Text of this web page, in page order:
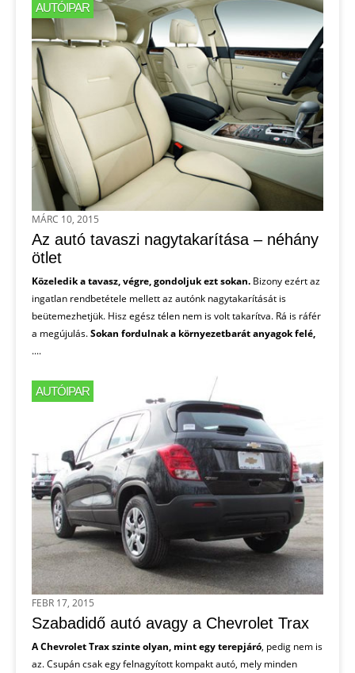
AUTÓIPAR
MÁRC 10, 2015
Az autó tavaszi nagytakarítása – néhány
ötlet
Közeledik a tavasz, végre, gondoljuk ezt sokan. Bizony ezért az
ingatlan rendbetétele mellett az autónk nagytakarítását is
beütemezhetjük. Hisz egész télen nem is volt takarítva. Rá is ráfér
a megújulás.Sokan fordulnak a környezetbarát anyagok felé,
....
AUTÓIPAR
FEBR 17, 2015
Szabadidő autó avagy a Chevrolet Trax
A Chevrolet Trax szinte olyan, mint egy terepjáró, pedig nem is
az. Csupán csak egy felnagyított kompakt autó, mely minden